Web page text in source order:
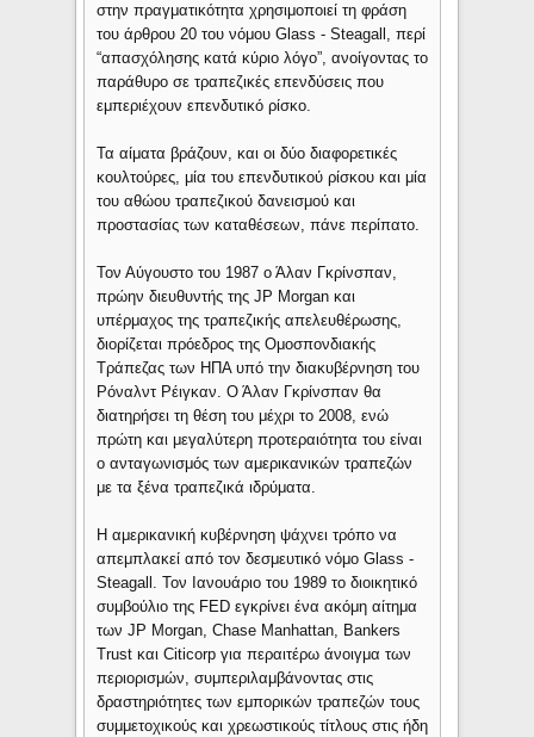
στην πραγματικότητα χρησιμοποιεί τη φράση
του άρθρου 20 του νόμου Glass - Steagall, περί
“απασχόλησης κατά κύριο λόγο”, ανοίγοντας το
παράθυρο σε τραπεζικές επενδύσεις που
εμπεριέχουν επενδυτικό ρίσκο.
Τα αίματα βράζουν, και οι δύο διαφορετικές
κουλτούρες, μία του επενδυτικού ρίσκου και μία
του αθώου τραπεζικού δανεισμού και
προστασίας των καταθέσεων, πάνε περίπατο.
Τον Αύγουστο του 1987 ο Άλαν Γκρίνσπαν,
πρώην διευθυντής της JP Morgan και
υπέρμαχος της τραπεζικής απελευθέρωσης,
διορίζεται πρόεδρος της Ομοσπονδιακής
Τράπεζας των ΗΠΑ υπό την διακυβέρνηση του
Ρόναλντ Ρέιγκαν. Ο Άλαν Γκρίνσπαν θα
διατηρήσει τη θέση του μέχρι το 2008, ενώ
πρώτη και μεγαλύτερη προτεραιότητα του είναι
ο ανταγωνισμός των αμερικανικών τραπεζών
με τα ξένα τραπεζικά ιδρύματα.
Η αμερικανική κυβέρνηση ψάχνει τρόπο να
απεμπλακεί από τον δεσμευτικό νόμο Glass -
Steagall. Τον Ιανουάριο του 1989 το διοικητικό
συμβούλιο της FED εγκρίνει ένα ακόμη αίτημα
των JP Morgan, Chase Manhattan, Bankers
Trust και Citicorp για περαιτέρω άνοιγμα των
περιορισμών, συμπεριλαμβάνοντας στις
δραστηριότητες των εμπορικών τραπεζών τους
συμμετοχικούς και χρεωστικούς τίτλους στις ήδη